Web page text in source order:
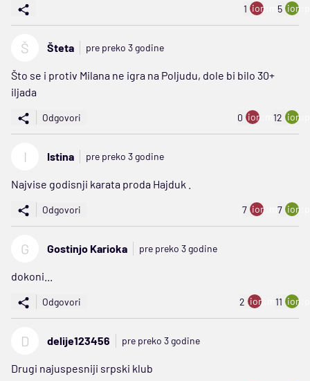
1 ion:minus
5
Š Šteta pre preko 3 godine
Što se i protiv Milana ne igra na Poljudu, dole bi bilo 30+
iljada
Odgovori 0 ion:minus
12
I Istina pre preko 3 godine
Najvise godisnji karata proda Hajduk .
Odgovori 7 ion:minus
7
G Gostinjo Karioka pre preko 3 godine
dokoni...
Odgovori 2 ion:minus
11
D delije123456 pre preko 3 godine
Drugi najuspesniji srpski klub